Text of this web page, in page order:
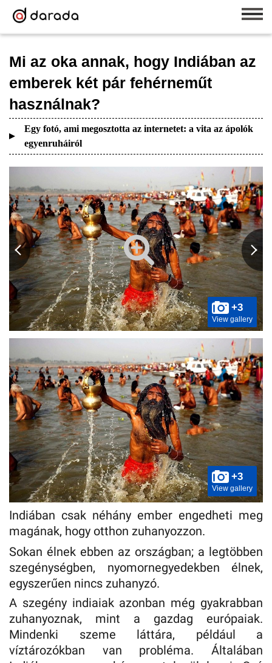
Mi az oka annak, hogy Indiában az
emberek két pár fehérneműt
használnak?
Egy fotó, ami megosztotta az internetet: a vita az ápolók
egyenruháiról
+3
View gallery
+3
View gallery
Indiában csak néhány ember engedheti meg
magának, hogy otthon zuhanyozzon.
Sokan élnek ebben az országban; a legtöbben
szegénységben, nyomornegyedekben élnek,
egyszerűen nincs zuhanyzó.
A szegény indiaiak azonban még gyakrabban
zuhanyoznak, mint a gazdag európaiak.
Mindenki szeme láttára, például a
víztározókban van probléma. Általában